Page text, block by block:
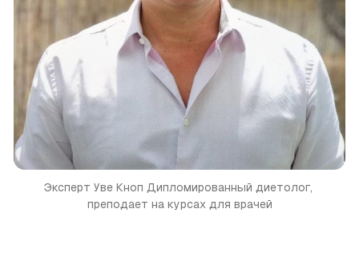
Эксперт Уве Кноп Дипломированный диетолог,
преподает на курсах для врачей